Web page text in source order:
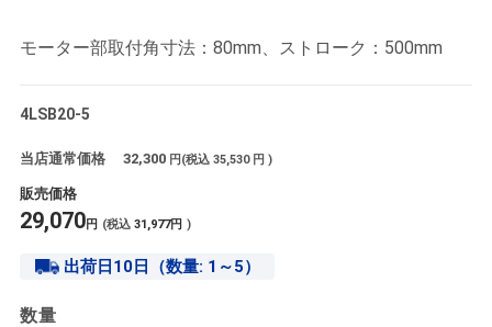
モーター部取付角寸法：80mm、ストローク：500mm
4LSB20-5
当店通常価格 32,300 円(税込 35,530 円 )
販売価格
29,070円 (税込 31,977円 )
出荷日10日（数量: 1～5）
数量